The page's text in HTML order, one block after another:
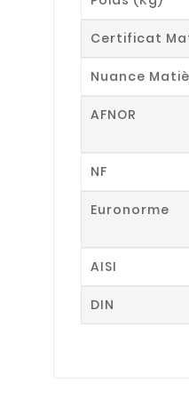
Certificat
Nuance
AFNOR
NF
Euronorme
AISI
DIN